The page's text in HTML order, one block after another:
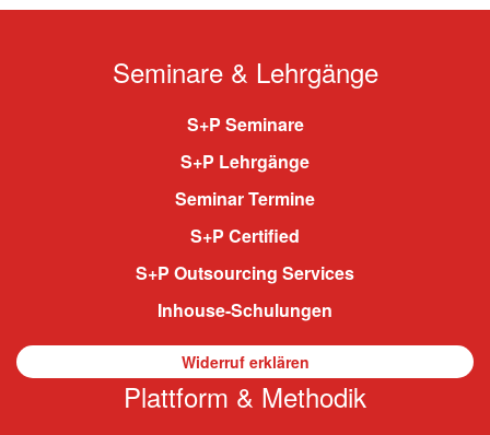
Seminare & Lehrgänge
S+P Seminare
S+P Lehrgänge
Seminar Termine
S+P Certified
S+P Outsourcing Services
Inhouse-Schulungen
Widerruf erklären
Plattform & Methodik